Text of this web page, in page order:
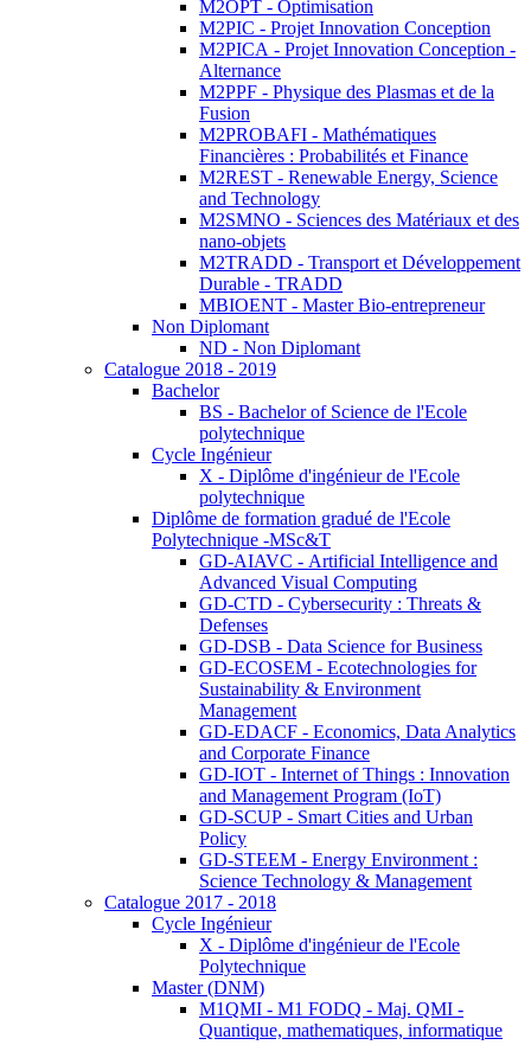
M2OPT - Optimisation
M2PIC - Projet Innovation Conception
M2PICA - Projet Innovation Conception -
Alternance
M2PPF - Physique des Plasmas et de la
Fusion
M2PROBAFI - Mathématiques
Financières : Probabilités et Finance
M2REST - Renewable Energy, Science
and Technology
M2SMNO - Sciences des Matériaux et des
nano-objets
M2TRADD - Transport et Développement
Durable - TRADD
MBIOENT - Master Bio-entrepreneur
Non Diplomant
ND - Non Diplomant
Catalogue 2018 - 2019
Bachelor
BS - Bachelor of Science de l'Ecole
polytechnique
Cycle Ingénieur
X - Diplôme d'ingénieur de l'Ecole
polytechnique
Diplôme de formation gradué de l'Ecole
Polytechnique -MSc&T
GD-AIAVC - Artificial Intelligence and
Advanced Visual Computing
GD-CTD - Cybersecurity : Threats &
Defenses
GD-DSB - Data Science for Business
GD-ECOSEM - Ecotechnologies for
Sustainability & Environment
Management
GD-EDACF - Economics, Data Analytics
and Corporate Finance
GD-IOT - Internet of Things : Innovation
and Management Program (IoT)
GD-SCUP - Smart Cities and Urban
Policy
GD-STEEM - Energy Environment :
Science Technology & Management
Catalogue 2017 - 2018
Cycle Ingénieur
X - Diplôme d'ingénieur de l'Ecole
Polytechnique
Master (DNM)
M1QMI - M1 FODQ - Maj. QMI -
Quantique, mathematiques, informatique